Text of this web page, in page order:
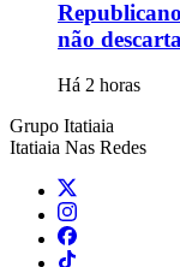
não
Há 2 horas
Grupo Itatiaia
Itatiaia Nas Redes